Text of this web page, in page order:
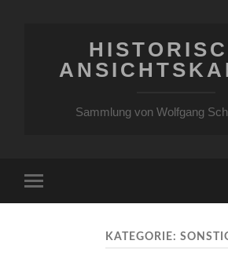
Sammlung von Wolfgang
Menü
KATEGORIE: